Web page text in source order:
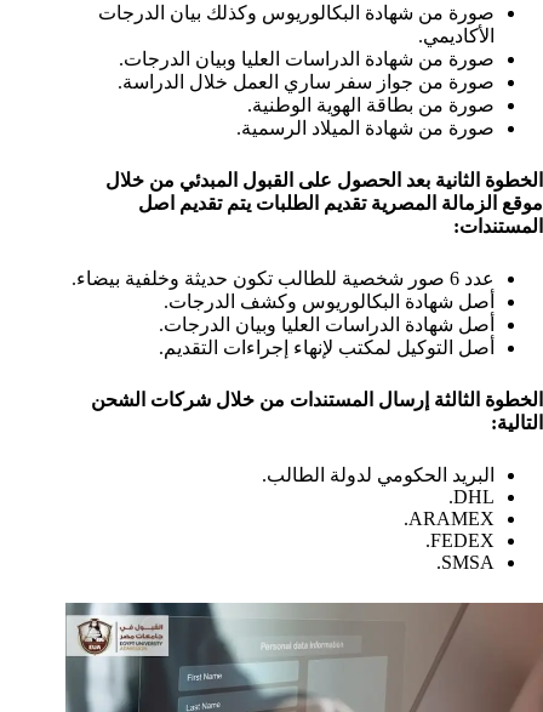
صورة من شهادة البكالوريوس وكذلك بيان الدرجات
الأكاديمي.
صورة من شهادة الدراسات العليا وبيان الدرجات.
صورة من جواز سفر ساري العمل خلال الدراسة.
صورة من بطاقة الهوية الوطنية.
صورة من شهادة الميلاد الرسمية.
الخطوة الثانية بعد الحصول على القبول المبدئي من خلال
موقع الزمالة المصرية تقديم الطلبات يتم تقديم اصل
المستندات:
عدد 6 صور شخصية للطالب تكون حديثة وخلفية بيضاء.
أصل شهادة البكالوريوس وكشف الدرجات.
أصل شهادة الدراسات العليا وبيان الدرجات.
أصل التوكيل لمكتب لإنهاء إجراءات التقديم.
الخطوة الثالثة إرسال المستندات من خلال شركات الشحن
التالية:
البريد الحكومي لدولة الطالب.
DHL.
ARAMEX.
FEDEX.
SMSA.